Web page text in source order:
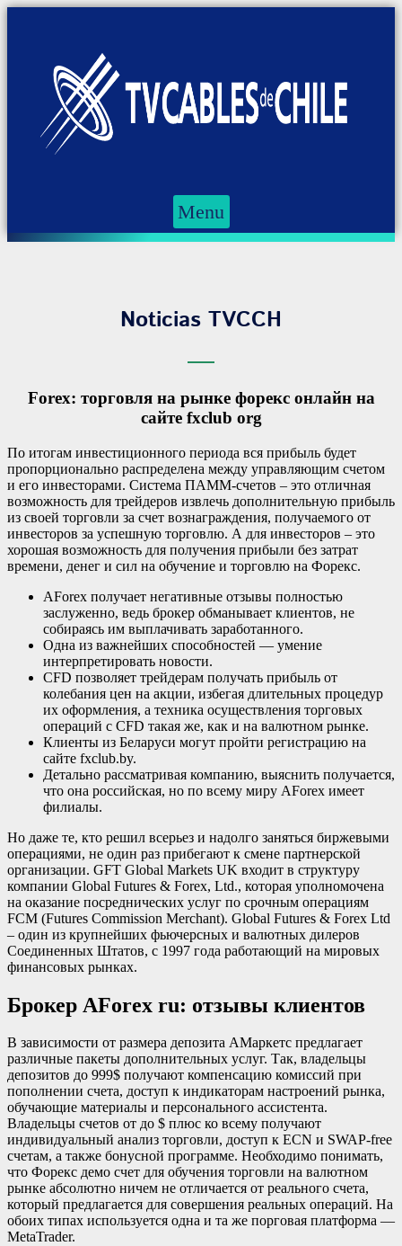
Menu
Noticias TVCCH
Forex: торговля на рынке форекс онлайн на
сайте fxclub org
По итогам инвестиционного периода вся прибыль будет
пропорционально распределена между управляющим счетом
и его инвесторами. Система ПАММ-счетов – это отличная
возможность для трейдеров извлечь дополнительную прибыль
из своей торговли за счет вознаграждения, получаемого от
инвесторов за успешную торговлю. А для инвесторов – это
хорошая возможность для получения прибыли без затрат
времени, денег и сил на обучение и торговлю на Форекс.
AForex получает негативные отзывы полностью
заслуженно, ведь брокер обманывает клиентов, не
собираясь им выплачивать заработанного.
Одна из важнейших способностей — умение
интерпретировать новости.
CFD позволяет трейдерам получать прибыль от
колебания цен на акции, избегая длительных процедур
их оформления, а техника осуществления торговых
операций с CFD такая же, как и на валютном рынке.
Клиенты из Беларуси могут пройти регистрацию на
сайте fxclub.by.
Детально рассматривая компанию, выяснить получается,
что она российская, но по всему миру AForex имеет
филиалы.
Но даже те, кто решил всерьез и надолго заняться биржевыми
операциями, не один раз прибегают к смене партнерской
организации. GFT Global Markets UK входит в структуру
компании Global Futures & Forex, Ltd., которая уполномочена
на оказание посреднических услуг по срочным операциям
FCM (Futures Commission Merchant). Global Futures & Forex Ltd
– один из крупнейших фьючерсных и валютных дилеров
Соединенных Штатов, с 1997 года работающий на мировых
финансовых рынках.
Брокер AForex ru: отзывы клиентов
В зависимости от размера депозита АМаркетс предлагает
различные пакеты дополнительных услуг. Так, владельцы
депозитов до 999$ получают компенсацию комиссий при
пополнении счета, доступ к индикаторам настроений рынка,
обучающие материалы и персонального ассистента.
Владельцы счетов от до $ плюс ко всему получают
индивидуальный анализ торговли, доступ к ECN и SWAP-free
счетам, а также бонусной программе. Необходимо понимать,
что Форекс демо счет для обучения торговли на валютном
рынке абсолютно ничем не отличается от реального счета,
который предлагается для совершения реальных операций. На
обоих типах используется одна и та же порговая платформа —
MetaTrader.